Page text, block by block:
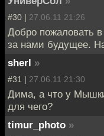
#30 | 27.06.11 21:26
Добро пожаловать
за нами будущее.
sherl »
#31 | 27.06.11 21:30
Дима, а что у
для чего?
timur_photo »